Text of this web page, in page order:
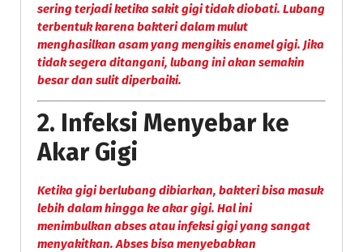
sering terjadi ketika sakit gigi tidak diobati. Lubang
terbentuk karena bakteri dalam mulut
menghasilkan asam yang mengikis enamel gigi. Jika
tidak segera ditangani, lubang ini akan semakin
besar dan sulit diperbaiki.
2. Infeksi Menyebar ke
Akar Gigi
Ketika gigi berlubang dibiarkan, bakteri bisa masuk
lebih dalam hingga ke akar gigi. Hal ini
menimbulkan abses atau infeksi gigi yang sangat
menyakitkan. Abses bisa menyebabkan